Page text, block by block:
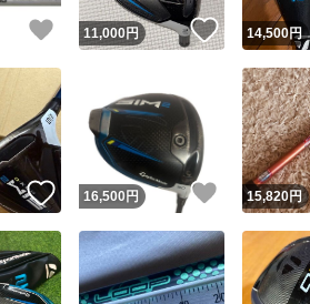
いいね！
11,000円 いいね！
14,500円
いいね！
16,500 円 いいね！
15,820円